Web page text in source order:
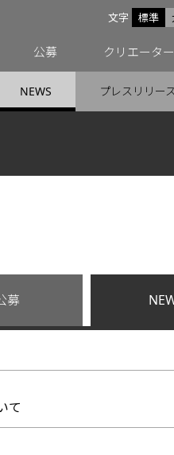
文字サイズ
標準
ドスペー
ンドスペー
ツアンド
公募 クリエーター
NEWS プレスリリー
募
て